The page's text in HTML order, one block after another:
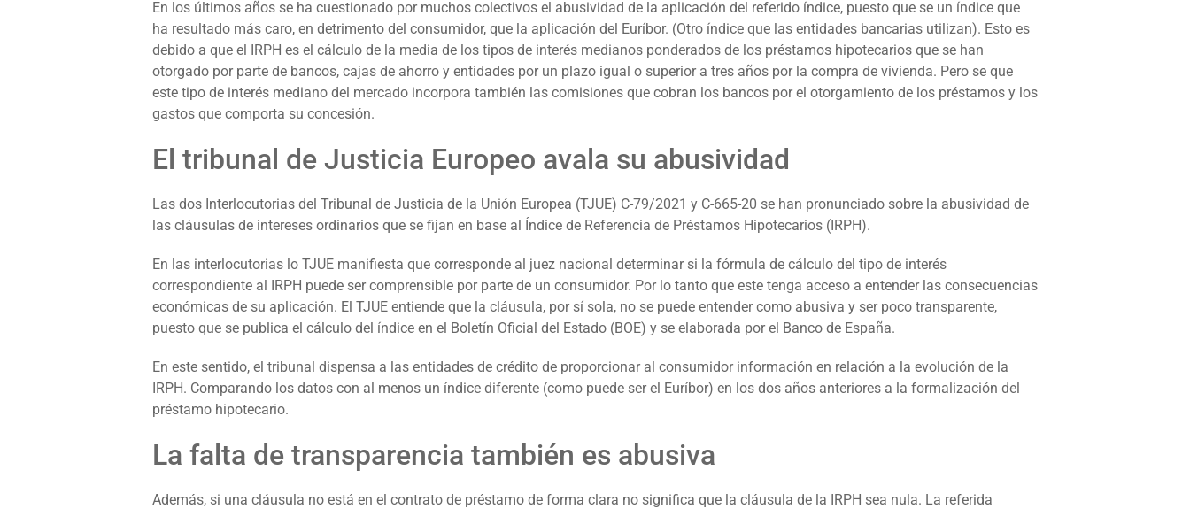
En los últimos años se ha cuestionado por muchos colectivos el abusividad de la aplicación del referido índice, puesto que se un índice que
ha resultado más caro, en detrimento del consumidor, que la aplicación del Euríbor. (Otro índice que las entidades bancarias utilizan). Esto es
debido a que el IRPH es el cálculo de la media de los tipos de interés medianos ponderados de los préstamos hipotecarios que se han
otorgado por parte de bancos, cajas de ahorro y entidades por un plazo igual o superior a tres años por la compra de vivienda. Pero se que
este tipo de interés mediano del mercado incorpora también las comisiones que cobran los bancos por el otorgamiento de los préstamos y los
gastos que comporta su concesión.
El tribunal de Justicia Europeo avala su abusividad
Las dos Interlocutorias del Tribunal de Justicia de la Unión Europea (TJUE) C-79/2021 y C-665-20 se han pronunciado sobre la abusividad de
las cláusulas de intereses ordinarios que se fijan en base al Índice de Referencia de Préstamos Hipotecarios (IRPH).
En las interlocutorias lo TJUE manifiesta que corresponde al juez nacional determinar si la fórmula de cálculo del tipo de interés
correspondiente al IRPH puede ser comprensible por parte de un consumidor. Por lo tanto que este tenga acceso a entender las consecuencias
económicas de su aplicación. El TJUE entiende que la cláusula, por sí sola, no se puede entender como abusiva y ser poco transparente,
puesto que se publica el cálculo del índice en el Boletín Oficial del Estado (BOE) y se elaborada por el Banco de España.
En este sentido, el tribunal dispensa a las entidades de crédito de proporcionar al consumidor información en relación a la evolución de la
IRPH. Comparando los datos con al menos un índice diferente (como puede ser el Euríbor) en los dos años anteriores a la formalización del
préstamo hipotecario.
La falta de transparencia también es abusiva
Además, si una cláusula no está en el contrato de préstamo de forma clara no significa que la cláusula de la IRPH sea nula. La referida